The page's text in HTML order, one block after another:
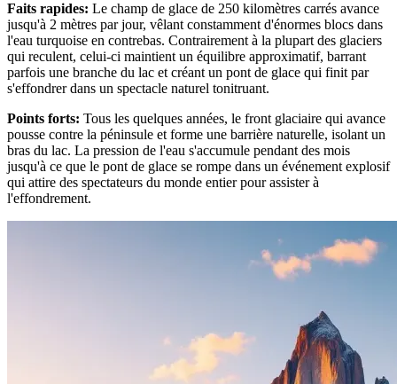
Faits rapides: Le champ de glace de 250 kilomètres carrés avance
jusqu'à 2 mètres par jour, vêlant constamment d'énormes blocs dans
l'eau turquoise en contrebas. Contrairement à la plupart des glaciers
qui reculent, celui-ci maintient un équilibre approximatif, barrant
parfois une branche du lac et créant un pont de glace qui finit par
s'effondrer dans un spectacle naturel tonitruant.
Points forts: Tous les quelques années, le front glaciaire qui avance
pousse contre la péninsule et forme une barrière naturelle, isolant un
bras du lac. La pression de l'eau s'accumule pendant des mois
jusqu'à ce que le pont de glace se rompe dans un événement explosif
qui attire des spectateurs du monde entier pour assister à
l'effondrement.